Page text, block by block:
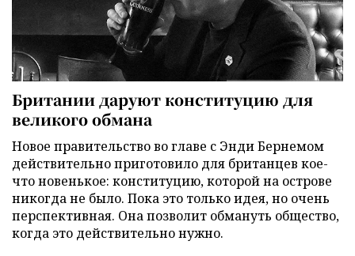
Британии даруют конституцию для
великого обмана
Новое правительство во главе с Энди Бернемом
действительно приготовило для британцев кое-
что новенькое: конституцию, которой на острове
никогда не было. Пока это только идея, но очень
перспективная. Она позволит обмануть общество,
когда это действительно нужно.